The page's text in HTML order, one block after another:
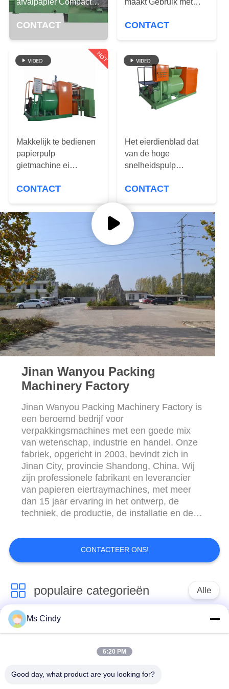
CONTACTEER
ONS
NIEUWS
ALLE
VRAAG
EEN
AAN
SITEMAP
PRIVACYBELEID
structuur
CONTACT
maakt Gebruik met
CONTACT
HOT
Makkelijk te bedienen
papierpulp
gietmachine ei
maker
CONTACT
Het eierdienblad dat
van de hoge
snelheidspulp
Productie-eenheid
CONTACT
Jinan Wanyou Packing
Machinery Factory
Jinan Wanyou Packing Machinery Factory is
een beroemd bedrijf voor
verpakkingsmachines met een goede mix
van wetenschap, industrie en handel. Onze
fabriek, opgericht in 2003, bevindt zich in
Jinan City, provincie Shandong, China. Wij
zijn professionele fabrikant en leverancier
van papieren eiertraymachines, met meer
dan 15 jaar ervaring in het ontwerp, de
techniek, de productie, de installatie en de
van de toonaangevende ondernemingen die
voor het eerst de nationale productielicentie
voor papieren eiertraymachines in China
CONTACTEER ONS!
populaire categorieën Alle
Document Ei Tray
Making Machine
eiertrays
Machine
machine maken
Ms Cindy
6:20 PM
Good day, what product are you looking for?